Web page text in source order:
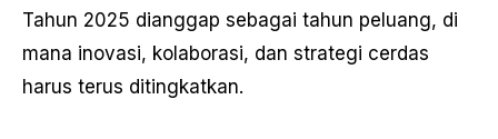
Tahun 2025 dianggap sebagai tahun peluang, di
mana inovasi, kolaborasi, dan strategi cerdas
harus terus ditingkatkan.